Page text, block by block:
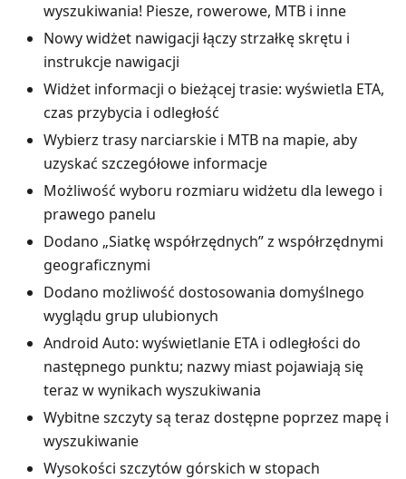
wyszukiwania! Piesze, rowerowe, MTB i inne
Nowy widżet nawigacji łączy strzałkę skrętu i
instrukcje nawigacji
Widżet informacji o bieżącej trasie: wyświetla ETA,
czas przybycia i odległość
Wybierz trasy narciarskie i MTB na mapie, aby
uzyskać szczegółowe informacje
Możliwość wyboru rozmiaru widżetu dla lewego i
prawego panelu
Dodano „Siatkę współrzędnych” z współrzędnymi
geograficznymi
Dodano możliwość dostosowania domyślnego
wyglądu grup ulubionych
Android Auto: wyświetlanie ETA i odległości do
następnego punktu; nazwy miast pojawiają się
teraz w wynikach wyszukiwania
Wybitne szczyty są teraz dostępne poprzez mapę i
wyszukiwanie
Wysokości szczytów górskich w stopach